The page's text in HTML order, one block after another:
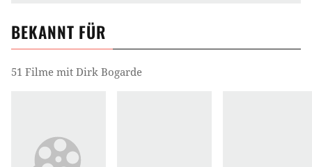
BEKANNT FÜR
51 Filme mit Dirk Bogarde